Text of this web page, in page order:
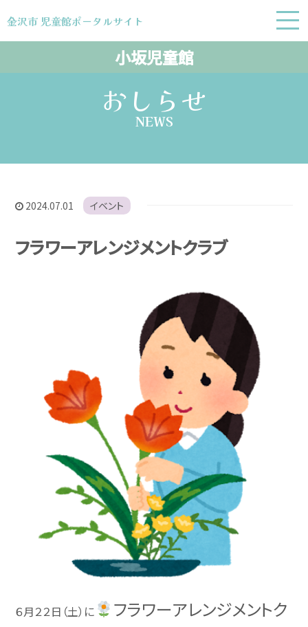
金沢市 児童館ポータルサイト
金沢市 児童館ポータルサイト
おしらせ
NEWS
2024.07.01 イベント
フラワーアレンジメントクラブ
６月２２日（土）に
フラワーアレンジメントク
小坂児童館